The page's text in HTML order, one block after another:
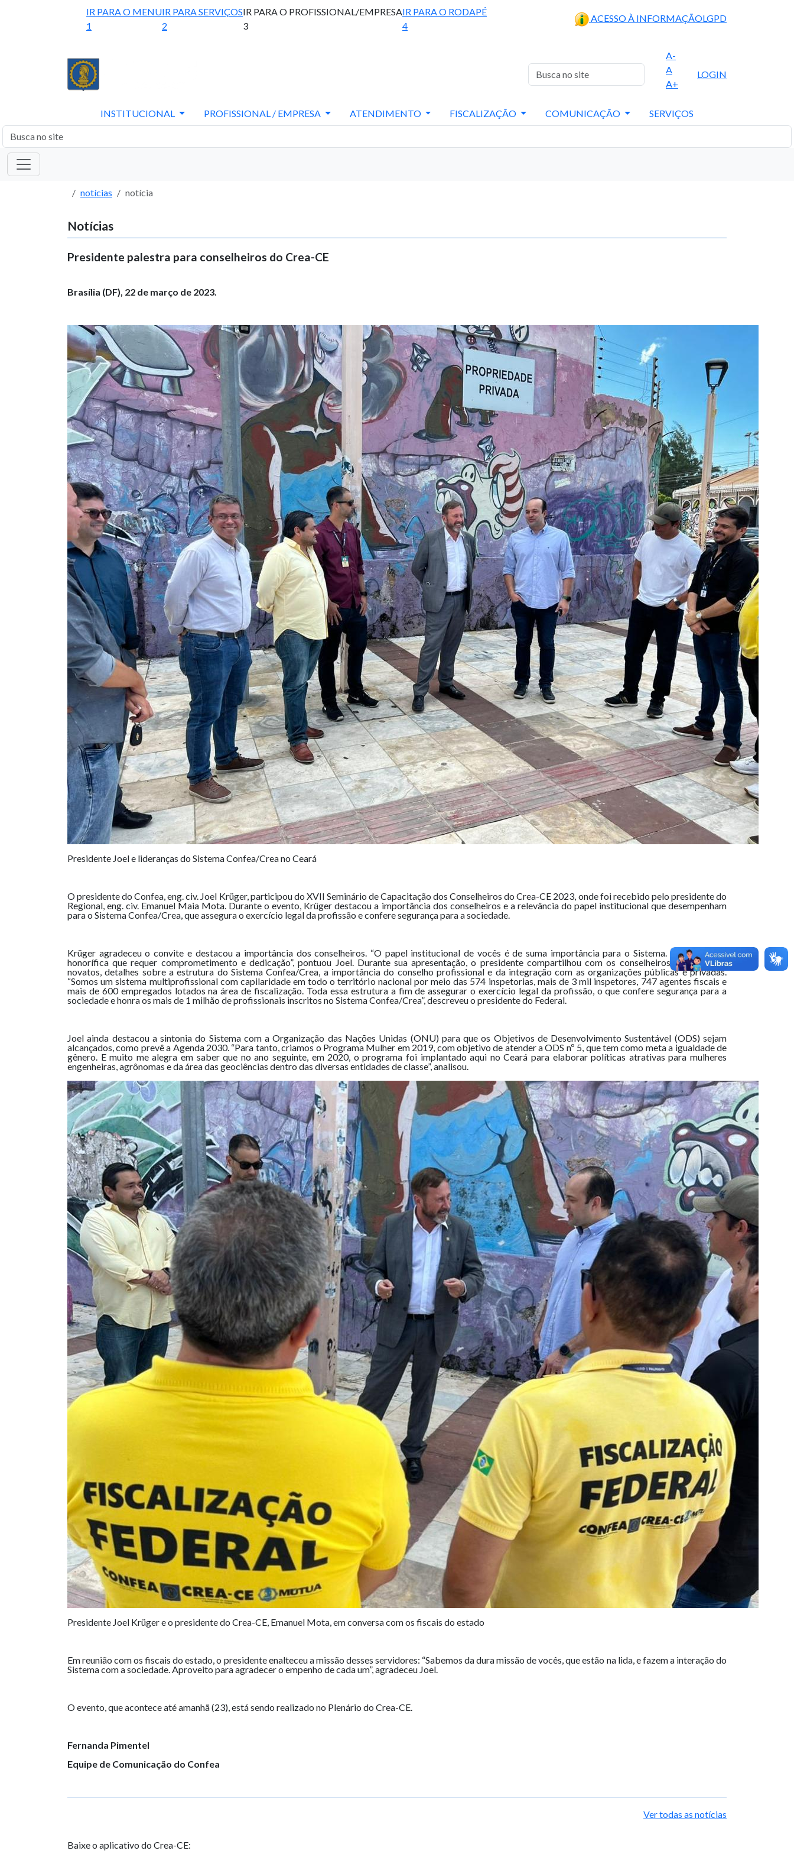
IR PARA O MENU
1
IR PARA SERVIÇOS
2
IR PARA O PROFISSIONAL/EMPRESA
3
IR PARA O RODAPÉ
4
ACESSO À INFORMAÇÃOLGPD
A-
A
A+
LOGIN
INSTITUCIONAL PROFISSIONAL / EMPRESA ATENDIMENTO FISCALIZAÇÃO COMUNICAÇÃO SERVIÇOS
notícias notícia
Notícias
Presidente palestra para conselheiros do Crea-CE
Brasília (DF), 22 de março de 2023.
Presidente Joel e lideranças do Sistema Confea/Crea no Ceará
O presidente do Confea, eng. civ. Joel Krüger, participou do XVII Seminário de Capacitação dos Conselheiros do Crea-CE 2023, onde foi recebido pelo presidente do
Regional, eng. civ. Emanuel Maia Mota. Durante o evento, Krüger destacou a importância dos conselheiros e a relevância do papel institucional que desempenham
para o Sistema Confea/Crea, que assegura o exercício legal da profissão e confere segurança para a sociedade.
Krüger agradeceu o convite e destacou a importância dos conselheiros. “O papel institucional de vocês é de suma importância para o Sistema. É uma função
honorífica que requer comprometimento e dedicação”, pontuou Joel. Durante sua apresentação, o presidente compartilhou com os conselheiros, alguns deles
novatos, detalhes sobre a estrutura do Sistema Confea/Crea, a importância do conselho profissional e da integração com as organizações públicas e privadas.
“Somos um sistema multiprofissional com capilaridade em todo o território nacional por meio das 574 inspetorias, mais de 3 mil inspetores, 747 agentes fiscais e
mais de 600 empregados lotados na área de fiscalização. Toda essa estrutura a fim de assegurar o exercício legal da profissão, o que confere segurança para a
sociedade e honra os mais de 1 milhão de profissionais inscritos no Sistema Confea/Crea”, descreveu o presidente do Federal.
Joel ainda destacou a sintonia do Sistema com a Organização das Nações Unidas (ONU) para que os Objetivos de Desenvolvimento Sustentável (ODS) sejam
alcançados, como prevê a Agenda 2030. “Para tanto, criamos o Programa Mulher em 2019, com objetivo de atender a ODS nº 5, que tem como meta a igualdade de
gênero. E muito me alegra em saber que no ano seguinte, em 2020, o programa foi implantado aqui no Ceará para elaborar políticas atrativas para mulheres
engenheiras, agrônomas e da área das geociências dentro das diversas entidades de classe”, analisou.
Presidente Joel Krüger e o presidente do Crea-CE, Emanuel Mota, em conversa com os fiscais do estado
Em reunião com os fiscais do estado, o presidente enalteceu a missão desses servidores: “Sabemos da dura missão de vocês, que estão na lida, e fazem a interação do
Sistema com a sociedade. Aproveito para agradecer o empenho de cada um”, agradeceu Joel.
O evento, que acontece até amanhã (23), está sendo realizado no Plenário do Crea-CE.
Fernanda Pimentel
Equipe de Comunicação do Confea
Ver todas as notícias
Baixe o aplicativo do Crea-CE: